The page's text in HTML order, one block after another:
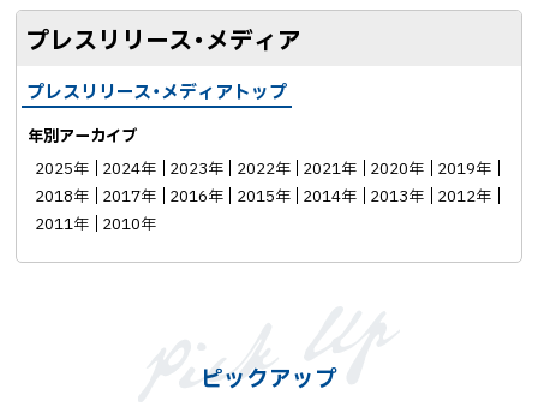
シ
ェ
プレスリリース・メディア
プレスリリース・メディアトップ
年別アーカイブ
2025年
2024年 2023年 2022年 2021年 2020年
2019年
2018年
2017年 2016年 2015年 2014年 2013年
2012年
2011年
2010年
ピックアップ